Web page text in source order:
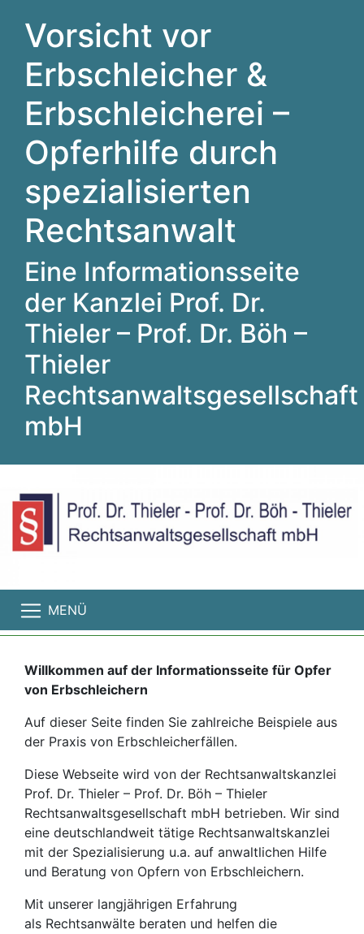
Vorsicht vor
Erbschleicher &
Erbschleicherei –
Opferhilfe durch
spezialisierten
Rechtsanwalt
Eine Informationsseite
der Kanzlei Prof. Dr.
Thieler – Prof. Dr. Böh –
Thieler
Rechtsanwaltsgesellschaft
mbH
MENÜ
Willkommen auf der Informationsseite für Opfer
von Erbschleichern
Auf dieser Seite finden Sie zahlreiche Beispiele aus
der Praxis von Erbschleicherfällen.
Diese Webseite wird von der Rechtsanwaltskanzlei
Prof. Dr. Thieler – Prof. Dr. Böh – Thieler
Rechtsanwaltsgesellschaft mbH betrieben. Wir sind
eine deutschlandweit tätige Rechtsanwaltskanzlei
mit der Spezialisierung u.a. auf anwaltlichen Hilfe
und Beratung von Opfern von Erbschleichern.
Mit unserer langjährigen Erfahrung
als Rechtsanwälte beraten und helfen die